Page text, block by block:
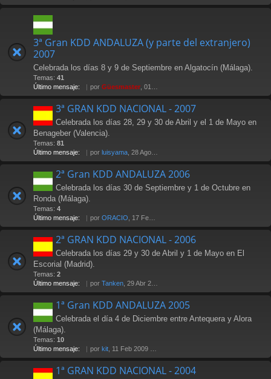
3ª Gran KDD ANDALUZA (y parte del extranjero)
2007
Celebrada los días 8 y 9 de Septiembre en Algatocín (Málaga).
Temas: 41
Último mensaje:
por Güesmaster , 01 Oct 2007 02:36
3ª GRAN KDD NACIONAL - 2007
Celebrada los días 28, 29 y 30 de Abril y el 1 de Mayo en
Benageber (Valencia).
Temas: 81
Último mensaje:
por luisyama , 28 Ago 2009 19:24
2ª Gran KDD ANDALUZA 2006
Celebrada los días 30 de Septiembre y 1 de Octubre en
Ronda (Málaga).
Temas: 4
Último mensaje:
por ORACIO , 17 Feb 2007 23:29
2ª GRAN KDD NACIONAL - 2006
Celebrada los días 29 y 30 de Abril y 1 de Mayo en El
Escorial (Madrid).
Temas: 2
Último mensaje:
por Tanken , 29 Abr 2006 14:25
1ª Gran KDD ANDALUZA 2005
Celebrada el día 4 de Diciembre entre Antequera y Alora
(Málaga).
Temas: 10
Último mensaje:
por kit , 11 Feb 2009 17:08
1ª GRAN KDD NACIONAL - 2004